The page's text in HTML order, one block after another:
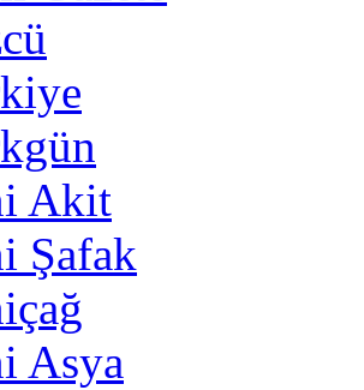
Akit
Şafak
Asya